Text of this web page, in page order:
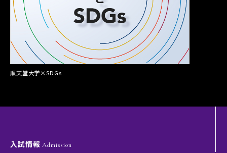
順天堂大学×SDGs
入試情報Admission